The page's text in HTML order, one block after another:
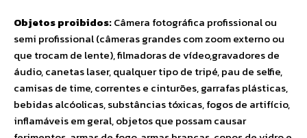
Objetos proibidos:Câmera fotográfica profissional ou
semi profissional (câmeras grandes com zoom externo ou
que trocam de lente), filmadoras de vídeo,gravadores de
áudio, canetas laser, qualquer tipo de tripé, pau de selfie,
camisas de time, correntes e cinturões, garrafas plásticas,
bebidas alcóolicas, substâncias tóxicas, fogos de artifício,
inflamáveis em geral, objetos que possam causar